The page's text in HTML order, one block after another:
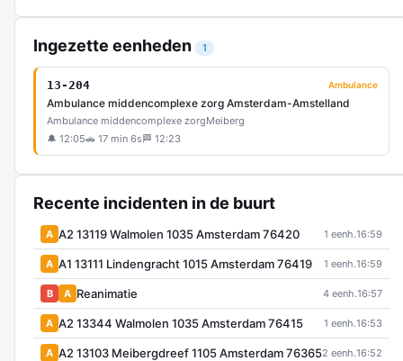
Ingezette eenheden 1
13-204 Ambulance
Ambulance middencomplexe zorg Amsterdam-Amstelland
Ambulance middencomplexe zorgMeiberg
🔔 12:05🚗 17 min 6s 🏁 12:23
Recente incidenten in de buurt
A A2 13119 Walmolen 1035 Amsterdam 76420 1 eenh.16:59
A A1 13111 Lindengracht 1015 Amsterdam 76419 1 eenh.16:59
B A Reanimatie 4 eenh.16:57
A A2 13344 Walmolen 1035 Amsterdam 76415 1 eenh.16:53
A A2 13103 Meibergdreef 1105 Amsterdam 763652 eenh.16:52